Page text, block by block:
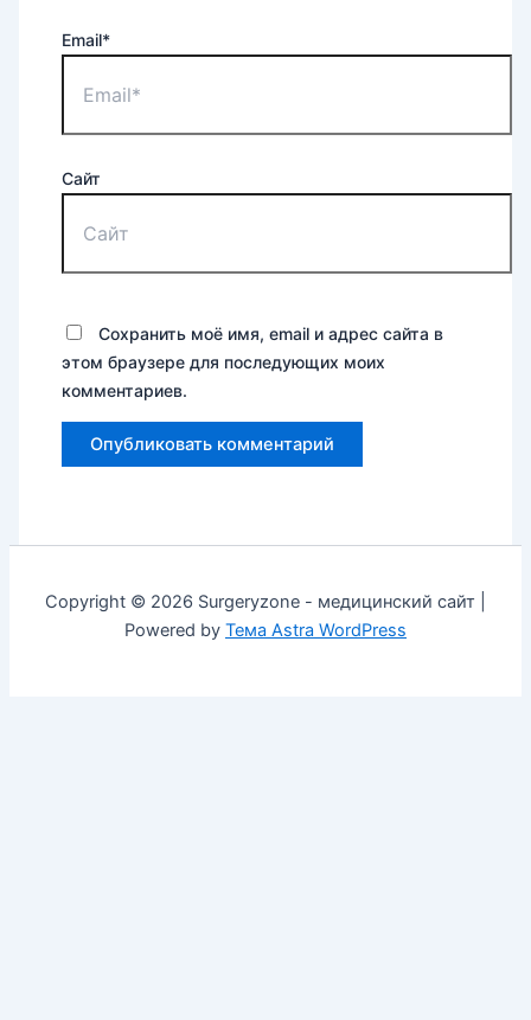
Email*
Сайт
Сохранить моё имя, email и адрес сайта в
этом браузере для последующих моих
комментариев.
Copyright © 2026 Surgeryzone - медицинский сайт |
Powered by Тема Astra WordPress